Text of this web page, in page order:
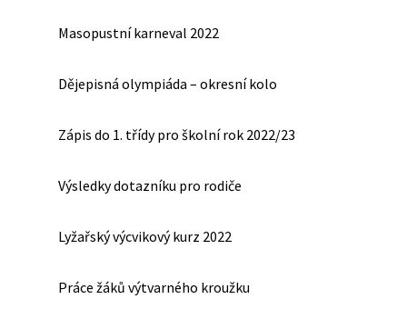
Masopustní karneval 2022
Dějepisná olympiáda – okresní kolo
Zápis do 1. třídy pro školní rok 2022/23
Výsledky dotazníku pro rodiče
Lyžařský výcvikový kurz 2022
Práce žáků výtvarného kroužku